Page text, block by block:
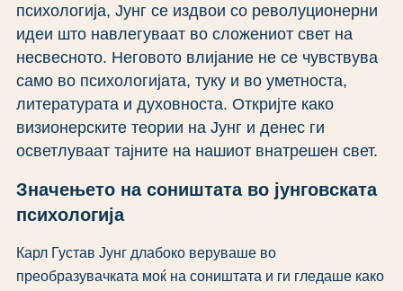
психологија, Јунг се издвои со револуционерни
идеи што навлегуваат во сложениот свет на
несвесното. Неговото влијание не се чувствува
само во психологијата, туку и во уметноста,
литературата и духовноста. Откријте како
визионерските теории на Јунг и денес ги
осветлуваат тајните на нашиот внатрешен свет.
Значењето на соништата во јунговската
психологија
Карл Густав Јунг длабоко веруваше во
преобразувачката моќ на соништата и ги гледаше како